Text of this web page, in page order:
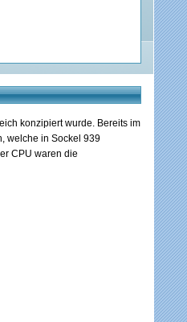
konzipiert wurde. Bereits im
welche in Sockel 939
CPU waren die